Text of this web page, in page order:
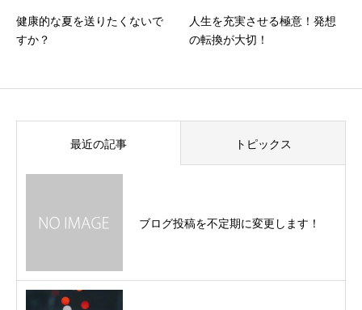
健康的な夏を送りたくないで
すか？
人生を充実させる極意！発想
の転換が大切！
最近の記事 トピックス
ブログ投稿を不定期に変更します！